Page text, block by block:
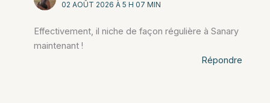
02 AOÛT 2026 À 5 H 07 MIN
Effectivement, il niche de façon régulière à Sanary
maintenant !
Répondre